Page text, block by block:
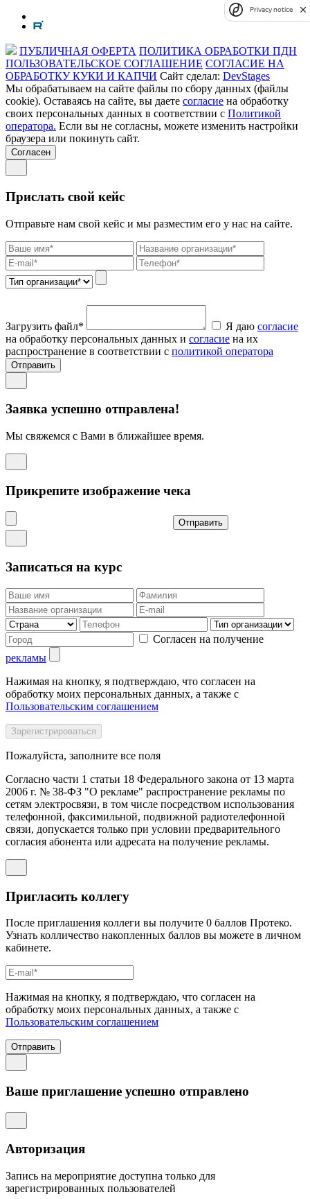
ПУБЛИЧНАЯ ОФЕРТА ПОЛИТИКА ОБРАБОТКИ ПДН
ПОЛЬЗОВАТЕЛЬСКОЕ СОГЛАШЕНИЕ СОГЛАСИЕ НА
ОБРАБОТКУ КУКИ И КАПЧИ Сайт сделал: DevStages
Мы обрабатываем на сайте файлы по сбору данных (файлы
cookie). Оставаясь на сайте, вы даете согласие на обработку
своих персональных данных в соответствии с Политикой
оператора. Если вы не согласны, можете изменить настройки
браузера или покинуть сайт.
Согласен
Прислать свой кейс
Отправьте нам свой кейс и мы разместим его у нас на сайте.
Загрузить файл* Я даю согласие
на обработку персональных данных и согласие на их
распространение в соответствии с политикой оператора
Отправить
Заявка успешно отправлена!
Мы свяжемся с Вами в ближайшее время.
Прикрепите изображение чека
Отправить
Записаться на курс
Согласен на получение
рекламы
Нажимая на кнопку, я подтверждаю, что согласен на
обработку моих персональных данных, а также с
Пользовательским соглашением
Пожалуйста, заполните все поля
Согласно части 1 статьи 18 Федерального закона от 13 марта
2006 г. № 38-ФЗ "О рекламе" распространение рекламы по
сетям электросвязи, в том числе посредством использования
телефонной, факсимильной, подвижной радиотелефонной
связи, допускается только при условии предварительного
согласия абонента или адресата на получение рекламы.
Пригласить коллегу
После приглашения коллеги вы получите 0 баллов Протеко.
Узнать колличество накопленных баллов вы можете в личном
кабинете.
Нажимая на кнопку, я подтверждаю, что согласен на
обработку моих персональных данных, а также с
Пользовательским соглашением
Отправить
Ваше приглашение успешно отправлено
Авторизация
Запись на мероприятие доступна только для
зарегистрированных пользователей
Privacy notice